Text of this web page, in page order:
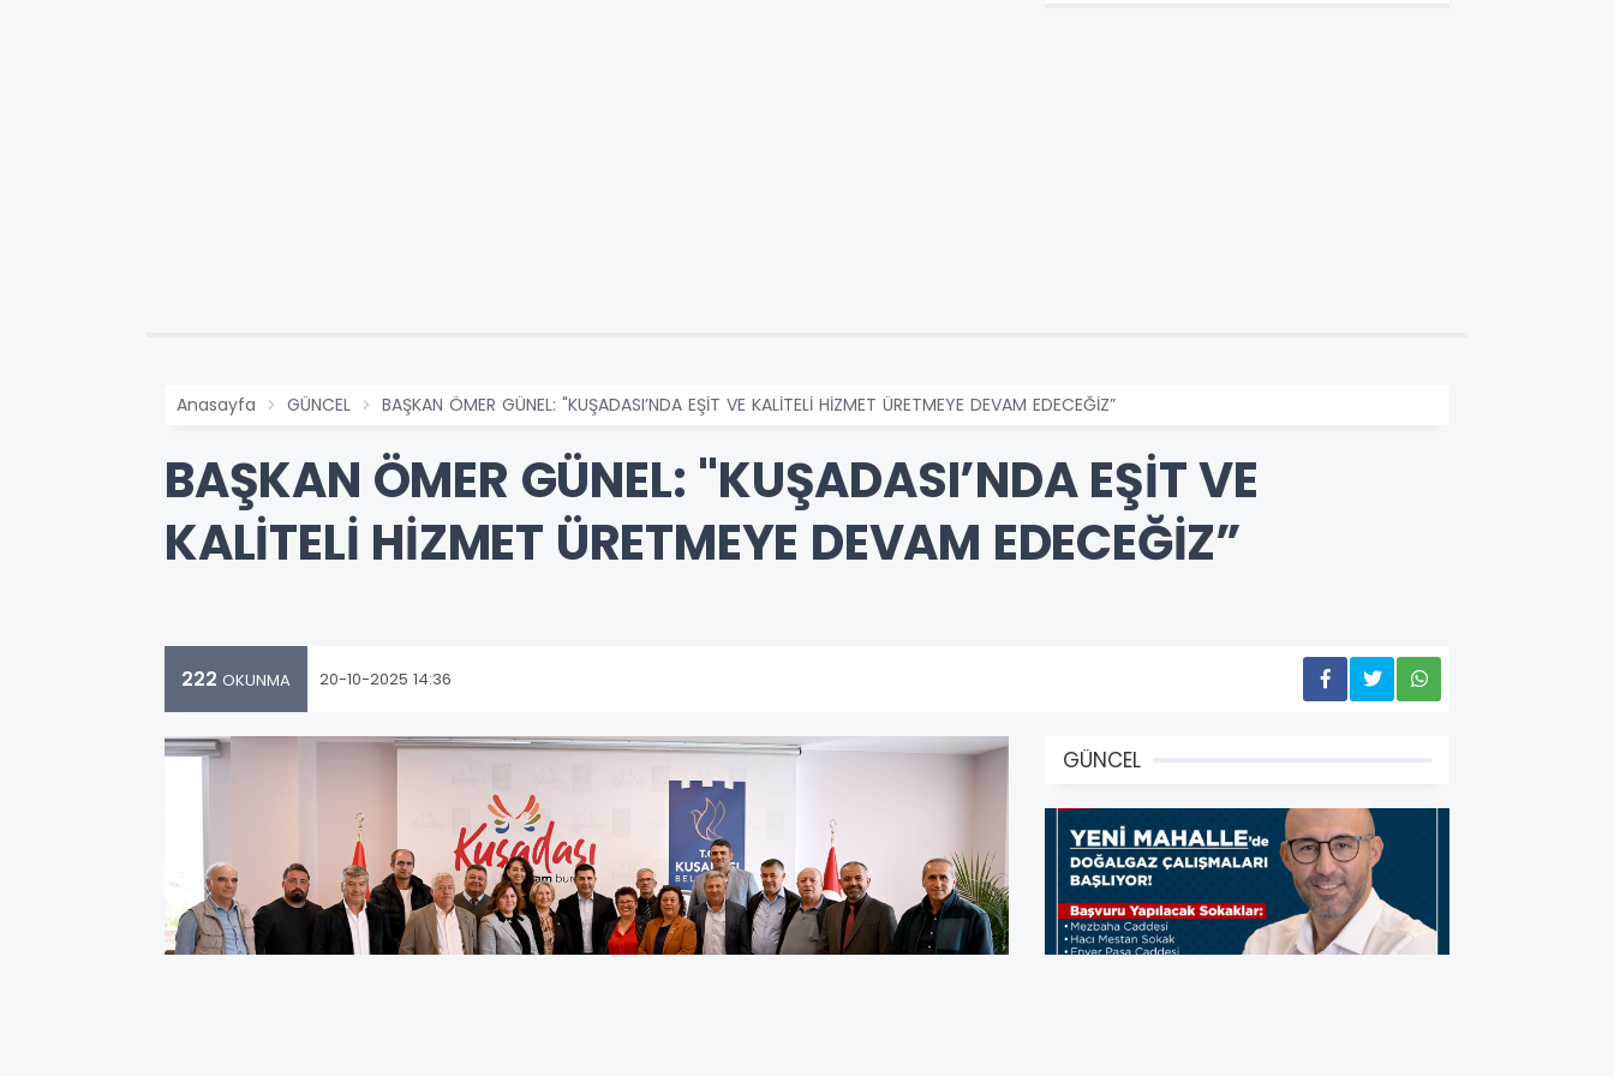
Anasayfa GÜNCEL BAŞKAN ÖMER GÜNEL: "KUŞADASI’NDA EŞİT VE KALİTELİ HİZMET ÜRETMEYE DEVAM EDECEĞİZ”
BAŞKAN ÖMER GÜNEL: "KUŞADASI’NDA EŞİT VE
KALİTELİ HİZMET ÜRETMEYE DEVAM EDECEĞİZ”
222 OKUNMA 20-10-2025 14:36
GÜNCEL